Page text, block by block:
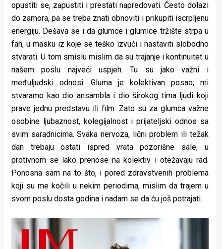
opustiti se, zapustiti i prestati napredovati. Često dolazi
do zamora, pa se treba znati obnoviti i prikupiti iscrpljenu
energiju. Dešava se i da glumce i glumice tržište strpa u
fah, u masku iz koje se teško izvući i nastaviti slobodno
stvarati. U tom smislu mislim da su trajanje i kontinuitet u
našem poslu najveći uspjeh. Tu su jako važni i
međuljudski odnosi. Gluma je kolektivan posao; mi
stvaramo kao dio ansambla i dio širokog tima ljudi koji
prave jednu predstavu ili film. Zato su za glumca važne
osobine ljubaznost, kolegijalnost i prijateljski odnos sa
svim saradnicima. Svaka nervoza, lični problem ili težak
dan trebaju ostati ispred vrata pozorišne sale; u
protivnom se lako prenose na kolektiv i otežavaju rad.
Ponosna sam na to što, i pored zdravstvenih problema
koji su me kočili u nekim periodima, mislim da trajem u
svom poslu dosta godina i nadam se da ću još potrajati.